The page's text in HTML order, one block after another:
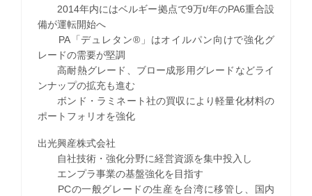
2014年内にはベルギー拠点で9万t/年のPA6重合設
備が運転開始へ
PA「デュレタン®」はオイルパン向けで強化グ
レードの需要が堅調
高耐熱グレード、ブロー成形用グレードなどライ
ンナップの拡充も進む
ボンド・ラミネート社の買収により軽量化材料の
ポートフォリオを強化
出光興産株式会社
自社技術・強化分野に経営資源を集中投入し
エンプラ事業の基盤強化を目指す
PCの一般グレードの生産を台湾に移管し、国内